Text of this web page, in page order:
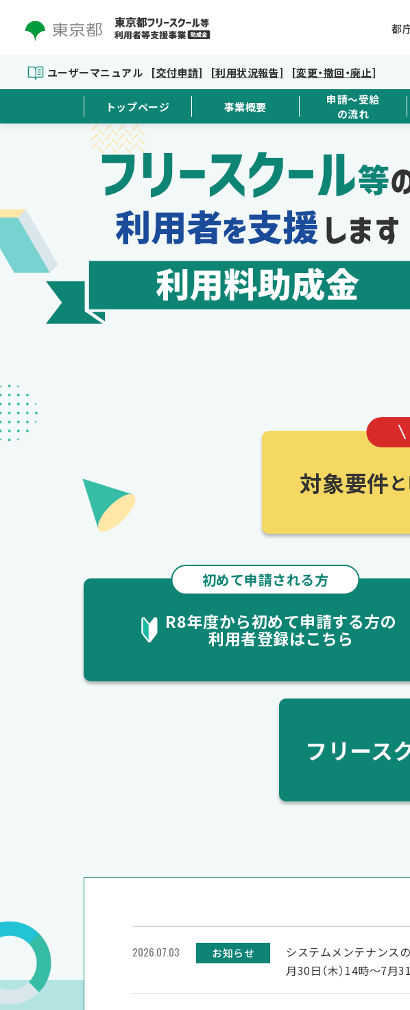
都
ユーザーマニュアル [交付申請] [利用状況報告] [変更・撤回・廃止]
トップページ 事業概要
申請～受給
の流れ
対象要件と
初めて申請される方
R8年度から初めて申請する方の
利用者登録はこちら
フリース
2026.07.03 お知らせ
システムメンテナンス
月30日（木）14時～7月